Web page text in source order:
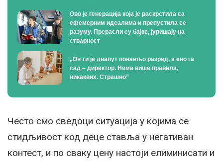
Ово је генерација која је раскрстила са
ефемерним идеалима и препустила се
разуму. Прерасли су бајке, јуришају на
стварност
„Он ти је двапут понављо разред, а ено га
сад – директор. Нема више правила,
никаквих. Страшно”
Често смо сведоци ситуација у којима се
стидљивост код деце ставља у негативан
контест, и по сваку цену настоји елиминисати и